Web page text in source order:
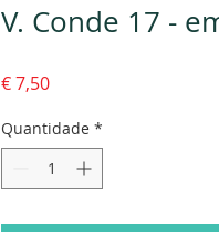
V. Conde 17 -
€ 7,50Preço
Quantidade *